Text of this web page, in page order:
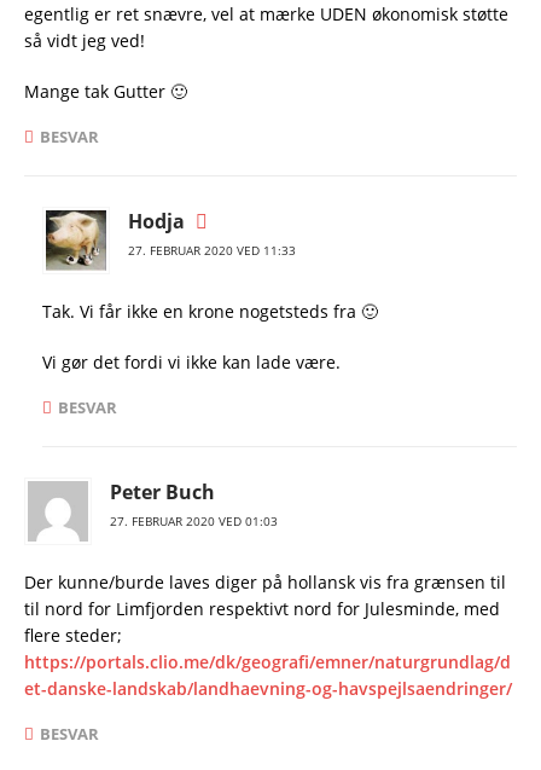
egentlig er ret snævre, vel at mærke UDEN økonomisk støtte
så vidt jeg ved!
Mange tak Gutter 🙂
BESVAR
Hodja
27. FEBRUAR 2020 VED 11:33
Tak. Vi får ikke en krone nogetsteds fra 🙂
Vi gør det fordi vi ikke kan lade være.
BESVAR
Peter Buch
27. FEBRUAR 2020 VED 01:03
Der kunne/burde laves diger på hollansk vis fra grænsen til
til nord for Limfjorden respektivt nord for Julesminde, med
flere steder;
https://portals.clio.me/dk/geografi/emner/naturgrundlag/d
et-danske-landskab/landhaevning-og-havspejlsaendringer/
BESVAR